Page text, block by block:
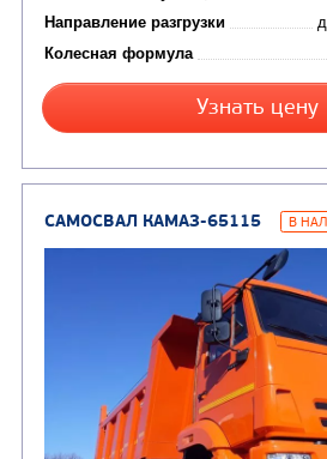
САМОСВАЛ КАМАЗ-45143